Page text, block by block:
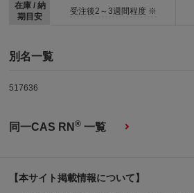
在庫 / 納
期目安
受注後2～3週間程度 ※
別名一覧
517636
同一CAS RN® 一覧
【本サイト掲載情報について】